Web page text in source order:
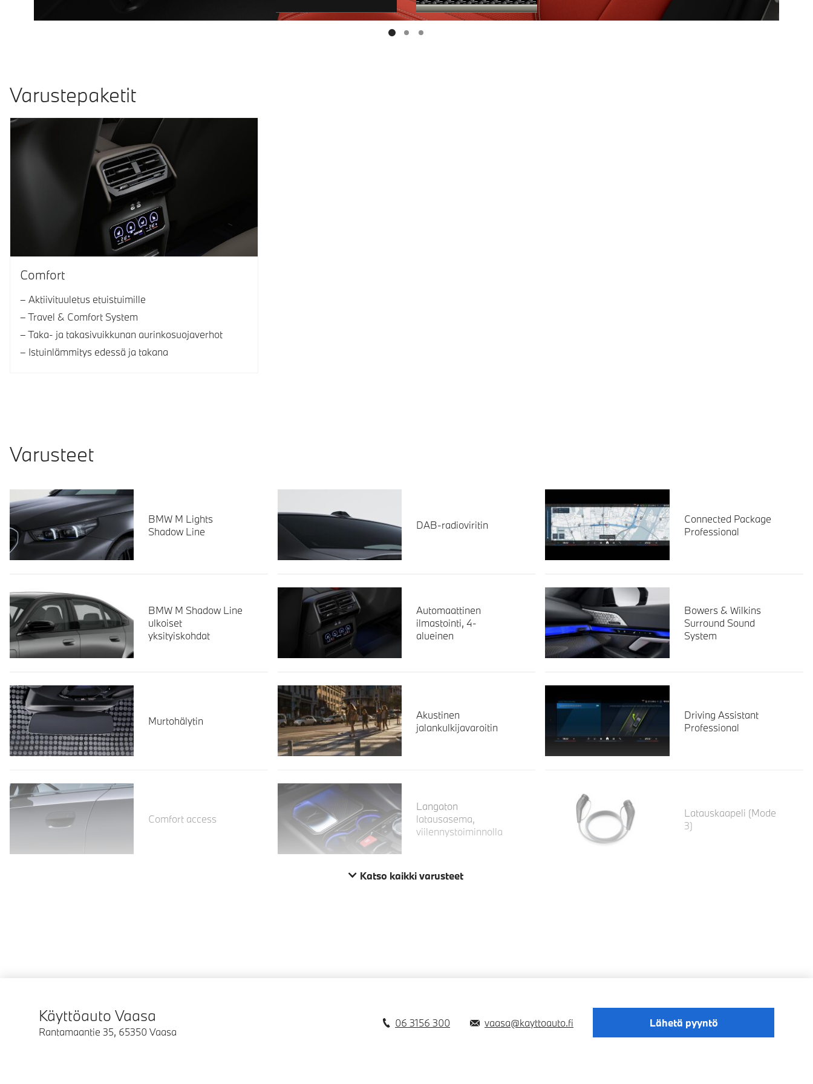
Varustepaketit
Comfort
Aktiivituuletus etuistuimille
Travel & Comfort System
Taka- ja takasivuikkunan aurinkosuojaverhot
Istuinlämmitys edessä ja takana
Varusteet
BMW M Lights
Shadow Line
DAB-radioviritin
Connected Package
Professional
BMW M Shadow Line
ulkoiset
yksityiskohdat
Automaattinen
ilmastointi, 4-
alueinen
Bowers & Wilkins
Surround Sound
System
Murtohälytin
Akustinen
jalankulkijavaroitin
Driving Assistant
Professional
Comfort access
Langaton
latausasema,
viilennystoiminnolla
Latauskaapeli (Mode
3)
Katso kaikki varusteet
Lue lisää
Käyttöauto Vaasa
Rantamaantie 35, 65350 Vaasa
06 3156 300 vaasa@kayttoauto.fi Lähetä pyyntö